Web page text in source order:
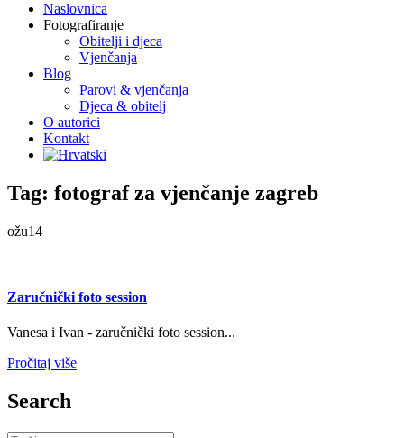
Naslovnica
Fotografiranje
Obitelji i djeca
Vjenčanja
Blog
Parovi & vjenčanja
Djeca & obitelj
O autorici
Kontakt
Tag: fotograf za vjenčanje zagreb
ožu14
Zaručnički foto session
Vanesa i Ivan - zaručnički foto session...
Pročitaj više
Search